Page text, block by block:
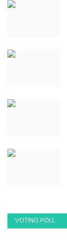
VOTING POLL